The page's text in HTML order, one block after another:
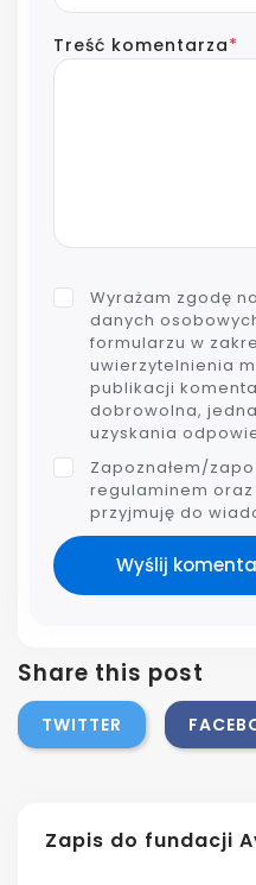
Treść komentarza*
Wyrażam zgodę
danych
formularzu w
uwierzytelnienia
publikacji
dobrowolna,
uzyskania
Zapoznałem/
regulaminem oraz
przyjmuję do
Wyślij
Share this post
TWITTER
Zapis do fundacji